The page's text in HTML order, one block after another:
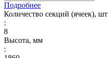
Подробнее
Количество секций (ячеек), шт
:
8
Высота, мм
: